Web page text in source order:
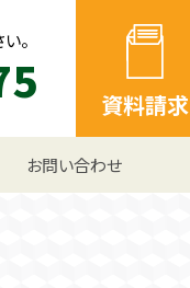
。
資料請求
お問い合わせ